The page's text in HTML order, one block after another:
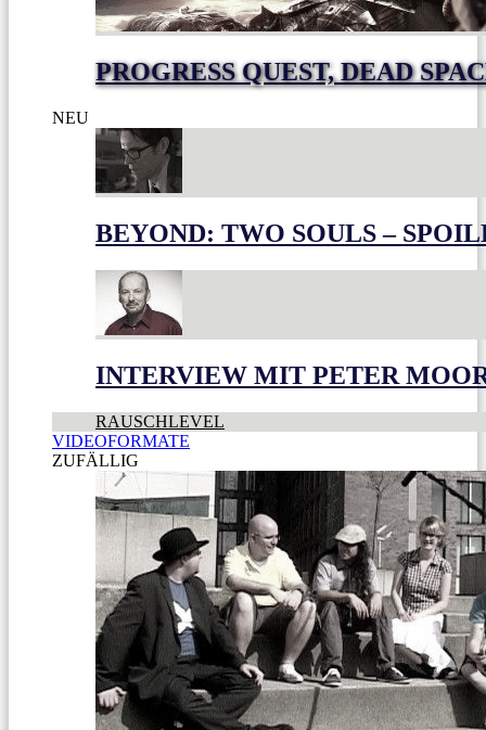
PROGRESS QUEST, DEAD
NEU
BEYOND: TWO SOULS –
INTERVIEW MIT PETER
RAUSCHLEVEL
VIDEOFORMATE
ZUFÄLLIG